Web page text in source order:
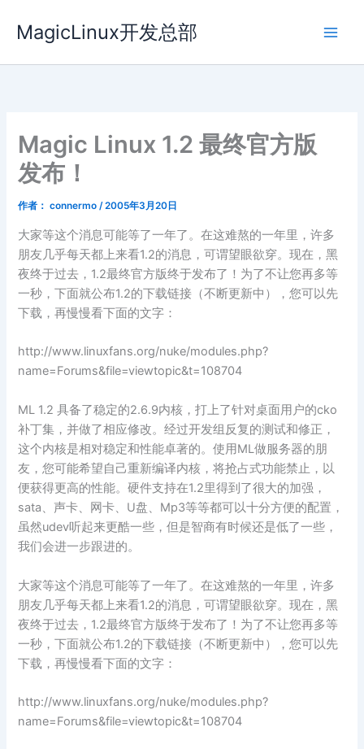
容
MagicLinux开发总部
Magic Linux 1.2 最终官方版
发布！
作者： connermo/2005年3月20日
大家等这个消息可能等了一年了。在这难熬的一年里，许多
朋友几乎每天都上来看1.2的消息，可谓望眼欲穿。现在，黑
夜终于过去，1.2最终官方版终于发布了！为了不让您再多等
一秒，下面就公布1.2的下载链接（不断更新中），您可以先
下载，再慢慢看下面的文字：
http://www.linuxfans.org/nuke/modules.php?
name=Forums&file=viewtopic&t=108704
ML 1.2 具备了稳定的2.6.9内核，打上了针对桌面用户的cko
补丁集，并做了相应修改。经过开发组反复的测试和修正，
这个内核是相对稳定和性能卓著的。使用ML做服务器的朋
友，您可能希望自己重新编译内核，将抢占式功能禁止，以
便获得更高的性能。硬件支持在1.2里得到了很大的加强，
sata、声卡、网卡、U盘、Mp3等等都可以十分方便的配置，
虽然udev听起来更酷一些，但是智商有时候还是低了一些，
我们会进一步跟进的。
大家等这个消息可能等了一年了。在这难熬的一年里，许多
朋友几乎每天都上来看1.2的消息，可谓望眼欲穿。现在，黑
夜终于过去，1.2最终官方版终于发布了！为了不让您再多等
一秒，下面就公布1.2的下载链接（不断更新中），您可以先
下载，再慢慢看下面的文字：
http://www.linuxfans.org/nuke/modules.php?
name=Forums&file=viewtopic&t=108704